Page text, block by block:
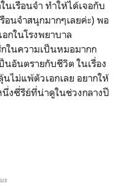
เรือนจำ ทำให้ได้เจอกับ
อนจำสนุกมากๆเลยค่ะ) พอ
กในโรงพยาบาล
กในความเป็นหมอมากก
นอันตรายกับชีวิต ในเรื่อง
ไม่แพ้ตัวเอกเลย อยากให้
นึ่งซี่รีย์ที่น่าดูในช่วงกลางปี